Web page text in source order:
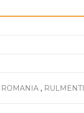
ROMANIA , RULMENTI